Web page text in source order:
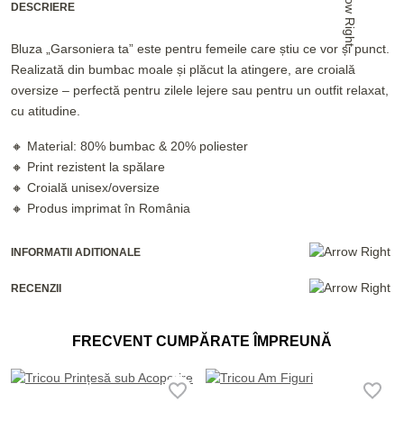
DESCRIERE
Bluza „Garsoniera ta” este pentru femeile care știu ce vor și punct.
Realizată din bumbac moale și plăcut la atingere, are croială
oversize – perfectă pentru zilele lejere sau pentru un outfit relaxat,
cu atitudine.
🔸 Material: 80% bumbac & 20% poliester
🔸 Print rezistent la spălare
🔸 Croială unisex/oversize
🔸 Produs imprimat în România
INFORMATII ADITIONALE
RECENZII
FRECVENT CUMPĂRATE ÎMPREUNĂ